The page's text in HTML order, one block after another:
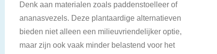
Denk aan materialen zoals paddenstoelleer of
ananasvezels. Deze plantaardige alternatieven
bieden niet alleen een milieuvriendelijker optie,
maar zijn ook vaak minder belastend voor het